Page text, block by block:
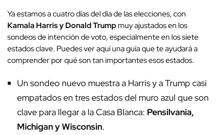
Ya estamos a cuatro días del día de las elecciones, con
Kamala Harris y Donald Trumpmuy ajustados en los
sondeos de intención de voto, especialmente en los siete
estados clave. Puedes ver aquí una guía que te ayudará a
comprender por qué son tan importantes esos estados.
Un sondeo nuevo muestra a Harris y a Trump casi
empatados en tres estados del muro azul que son
clave para llegar a la Casa Blanca: Pensilvania,
Michigan y Wisconsin.